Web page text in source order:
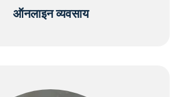
ऑनलाइन व्यवसाय